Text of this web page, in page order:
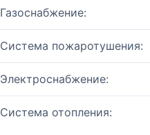
Газоснабжение:
Система пожаротушения:
Электроснабжение:
Система отопления: